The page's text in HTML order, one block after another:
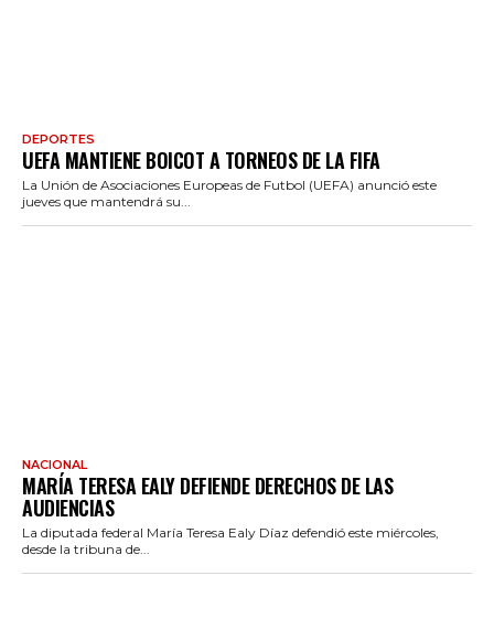
DEPORTES
UEFA MANTIENE BOICOT A TORNEOS DE LA FIFA
La Unión de Asociaciones Europeas de Futbol (UEFA) anunció este
jueves que mantendrá su...
NACIONAL
MARÍA TERESA EALY DEFIENDE DERECHOS DE LAS
AUDIENCIAS
La diputada federal María Teresa Ealy Díaz defendió este miércoles,
desde la tribuna de...